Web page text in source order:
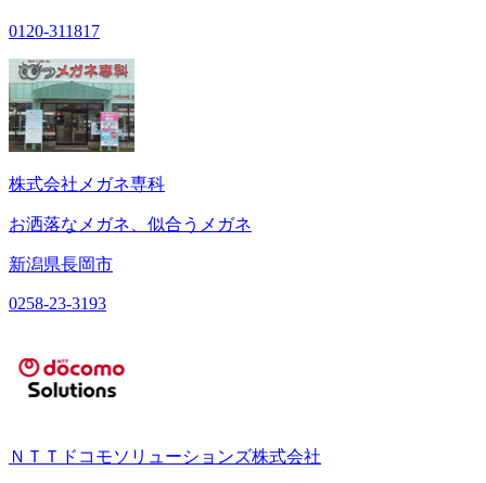
0120-311817
株式会社メガネ専科
お洒落なメガネ、似合うメガネ
新潟県長岡市
0258-23-3193
ＮＴＴドコモソリューションズ株式会社